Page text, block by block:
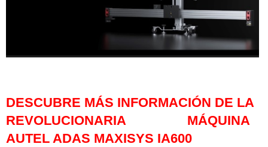
DESCUBRE MÁS INFORMACIÓN DE LA
REVOLUCIONARIA MÁQUINA
AUTEL ADAS MAXISYS IA600